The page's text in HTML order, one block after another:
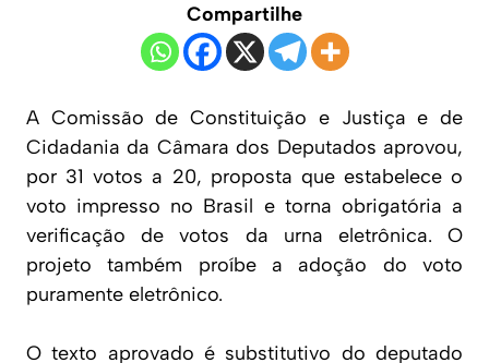
Compartilhe
A Comissão de Constituição e Justiça e de
Cidadania da Câmara dos Deputados aprovou,
por 31 votos a 20, proposta que estabelece o
voto impresso no Brasil e torna obrigatória a
verificação de votos da urna eletrônica. O
projeto também proíbe a adoção do voto
puramente eletrônico.
O texto aprovado é substitutivo do deputado